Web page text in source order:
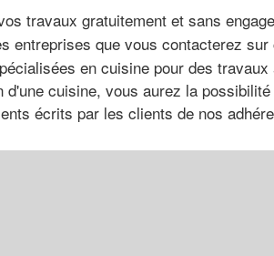
travaux gratuitement et sans
entreprises que vous contacterez
en cuisine pour des
cuisine, vous aurez la
écrits par les clients de nos